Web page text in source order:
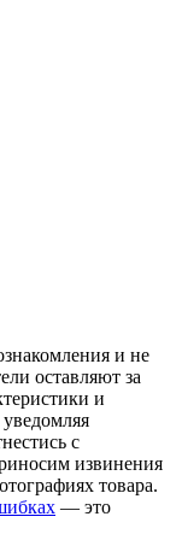
и не
оставляют за
и
с
извинения
товара.
— это